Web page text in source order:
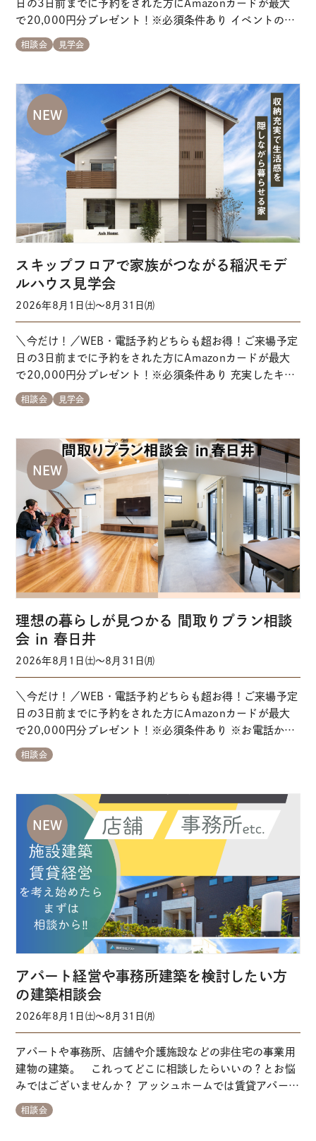
日の3日前までに予約をされた方にAmazonカードが最大
で20,000円分プレゼント！※必須条件あり イベントのポ
イント ＼
よくあるご質問 ★ご予約特典★
定日の3日前のご予約で最大20,000円分のギフトカードを
券をプレゼント【プ…
相談会 見学会
スキップフロアで家族がつながる稲沢モデ
ルハウス見学会
2026年8月1日㈯～8月31日㈪
＼今だけ！／WEB・電話予約どちらも超お得！ご来場予定
日の3日前までに予約をされた方にAmazonカードが最大
で20,000円分プレゼント！※必須条件あり 充実したキッ
ズスペースを完備！開放感あふれるスキップリビング×ぐ
るりと回遊できる動線をリアル体験できるモデルハウスで
★ご予約特典★
ご来場予定…
相談会 見学会
理想の暮らしが見つかる 間取りプラン相談
会 in 春日井
2026年8月1日㈯～8月31日㈪
＼今だけ！／WEB・電話予約どちらも超お得！ご来場予定
日の3日前までに予約をされた方にAmazonカードが最大
で20,000円分プレゼント！※必須条件あり ※お電話から
ご予約される方はこちらからお問い合わせください 【ガイ
ダンス①→②にお掛けください】↑タップでかかります。
います。 イベントのポイント ＼
相談会
アパート経営や事務所建築を検討したい方
の建築相談会
2026年8月1日㈯～8月31日㈪
アパートや事務所、店舗や介護施設などの非住宅の事業用
建物の建築。 これってどこに相談したらいいの？とお悩
みではございませんか？ アッシュホームでは賃貸アパート
や戸建賃貸、会社事務所、店舗、グループホーム、児童支
援施設、民泊施設、など、幅広く豊富な建築事例をもとに
相談会